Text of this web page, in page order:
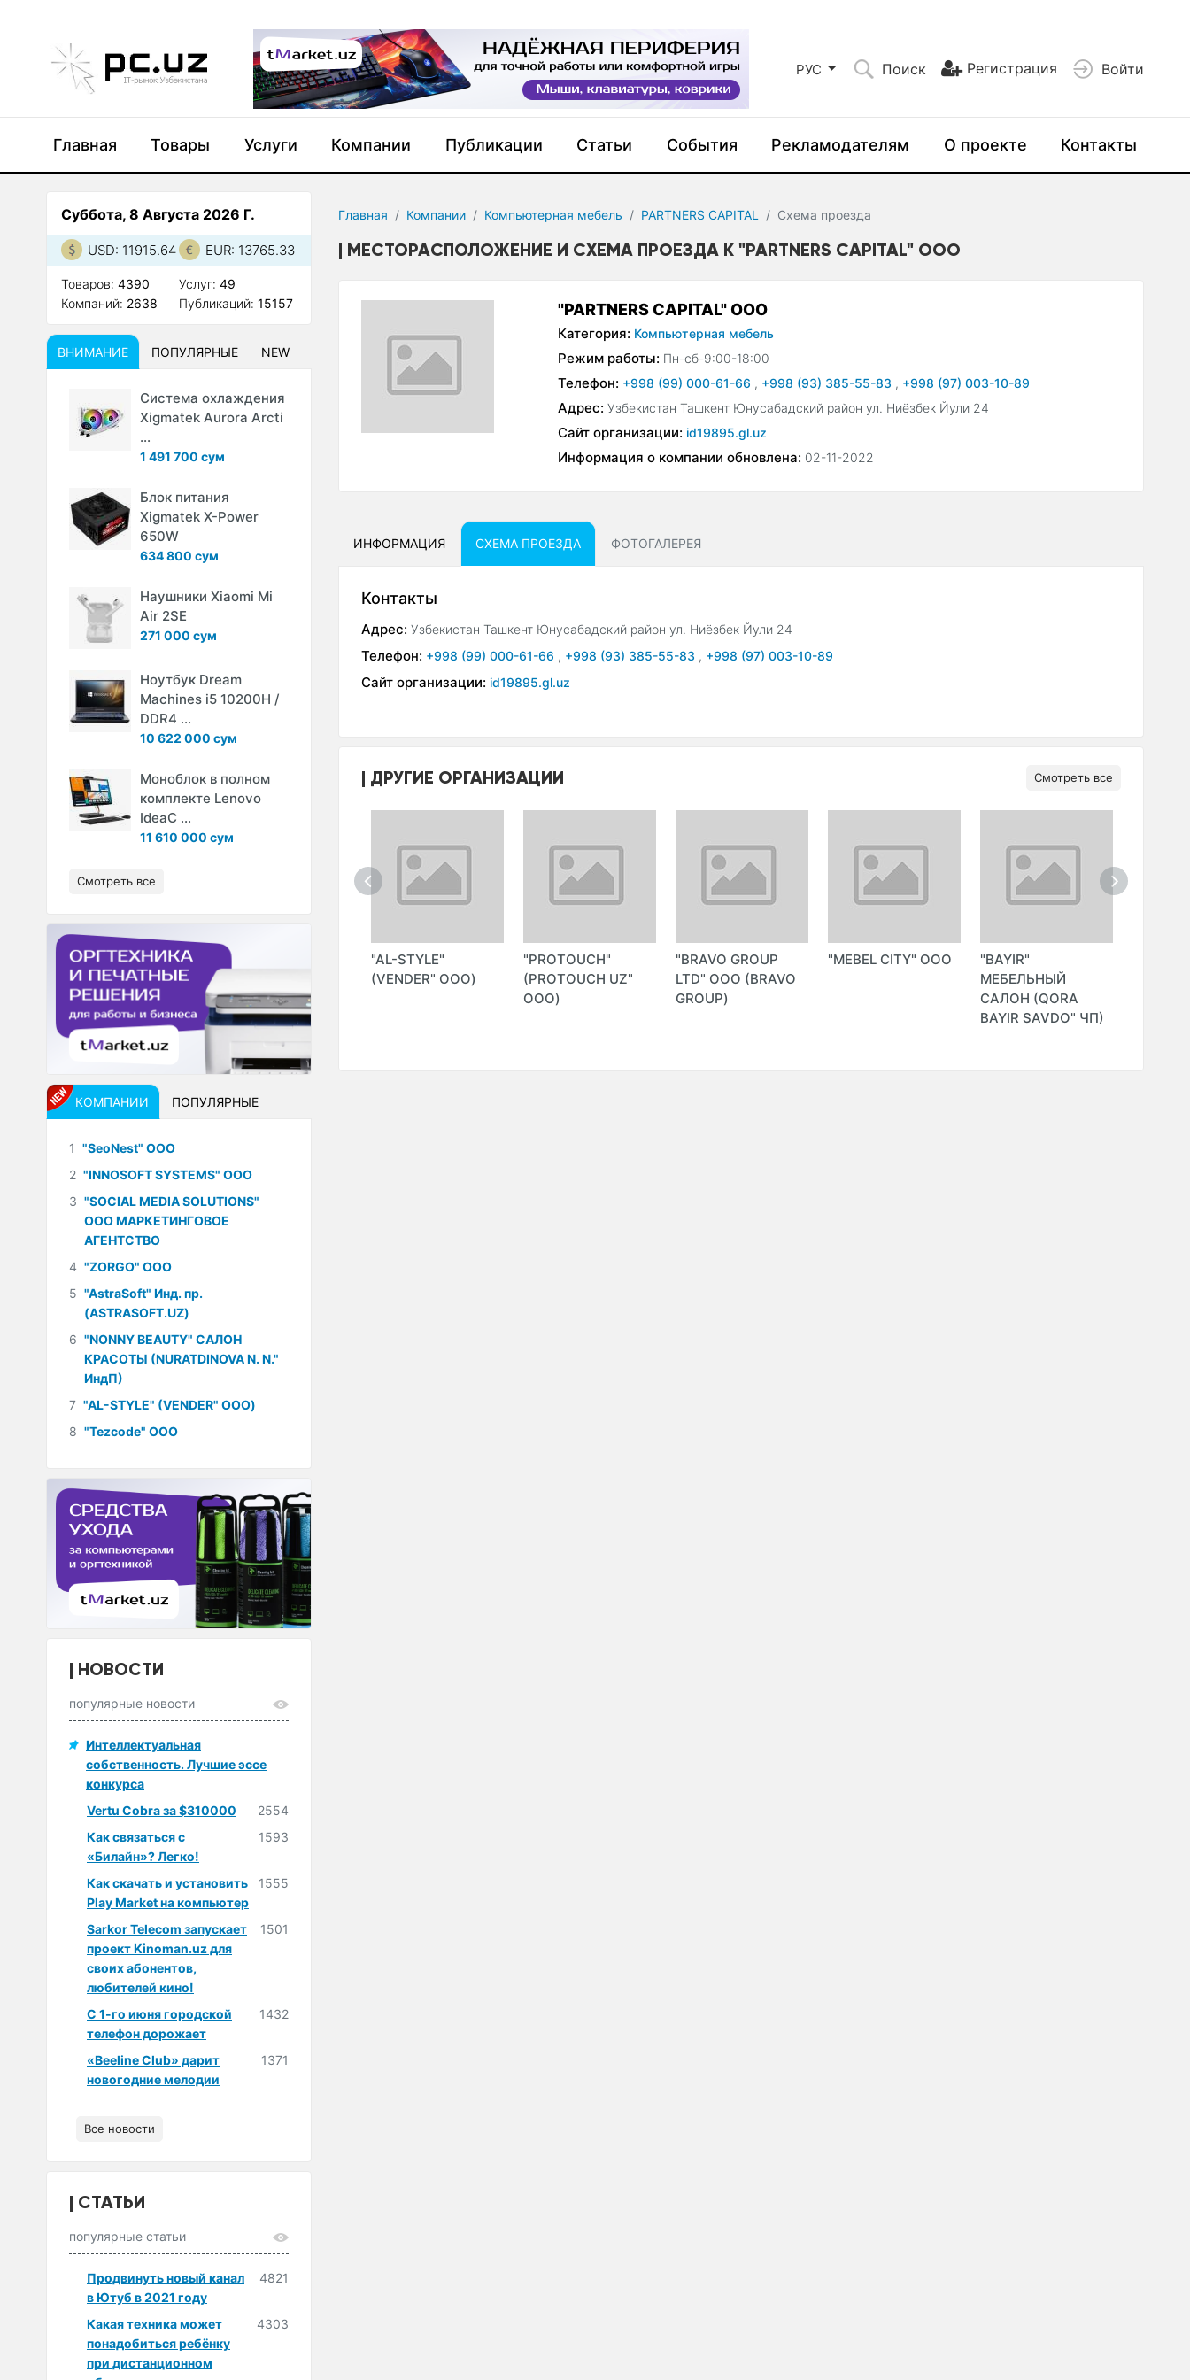
РУС Поиск Регистрация Войти
Главная Товары Услуги Компании Публикации Статьи События Рекламодателям О проекте Контакты
Главная Компании Компьютерная мебель PARTNERS CAPITAL Схема проезда
МЕСТОРАСПОЛОЖЕНИЕ И СХЕМА ПРОЕЗДА К "PARTNERS CAPITAL" ООО
"PARTNERS CAPITAL" ООО
Категория: Компьютерная мебель
Режим работы: Пн-сб-9:00-18:00
Телефон: +998 (99) 000-61-66 , +998 (93) 385-55-83 , +998 (97) 003-10-89
Адрес: Узбекистан Ташкент Юнусабадский район ул. Ниёзбек Йули 24
Сайт организации: id19895.gl.uz
Информация о компании обновлена: 02-11-2022
ИНФОРМАЦИЯ СХЕМА ПРОЕЗДА ФОТОГАЛЕРЕЯ
Контакты
Адрес: Узбекистан Ташкент Юнусабадский район ул. Ниёзбек Йули 24
Телефон: +998 (99) 000-61-66 , +998 (93) 385-55-83 , +998 (97) 003-10-89
Сайт организации: id19895.gl.uz
ДРУГИЕ ОРГАНИЗАЦИИ Смотреть все
"DAFNA MEBEL -
Ц-5" МАГАЗИН
(EMAN" ООО)
"DAFNA MEBEL -
(EMAN" ООО)
"AL-STYLE"
(VENDER" ООО)
"PROTOUCH"
(PROTOUCH UZ"
ООО)
"BRAVO GROUP
LTD" ООО (BRAVO
GROUP)
"MEBEL CITY" ООО
"BAYIR"
МЕБЕЛЬНЫЙ
САЛОН (QORA
BAYIR SAVDO" ЧП)
Суббота, 8 Августа 2026 Г.
USD: 11915.64 EUR: 13765.33
Товаров: 4390
Компаний: 2638
Услуг:49
Публикаций:15157
ВНИМАНИЕ ПОПУЛЯРНЫЕ NEW
Система охлаждения
Xigmatek Aurora Arcti
...
1 491 700 сум
Блок питания
Xigmatek X-Power
650W
634 800 сум
Наушники Xiaomi Mi
Air 2SE
271 000 сум
Ноутбук Dream
Machines i5 10200H /
DDR4 ...
10 622 000 сум
Моноблок в полном
комплекте Lenovo
IdeaC ...
11 610 000 сум
Смотреть все
КОМПАНИИ ПОПУЛЯРНЫЕ
1 "SeoNest" ООО
2 "INNOSOFT SYSTEMS" ООО
3 "SOCIAL MEDIA SOLUTIONS"
ООО МАРКЕТИНГОВОЕ
АГЕНТСТВО
4 "ZORGO" ООО
5 "AstraSoft" Инд. пр.
(ASTRASOFT.UZ)
6 "NONNY BEAUTY" САЛОН
КРАСОТЫ (NURATDINOVA N. N."
ИндП)
7 "AL-STYLE" (VENDER" ООО)
8 "Tezcode" ООО
НОВОСТИ
популярные новости
Интеллектуальная
собственность. Лучшие эссе
конкурса
Vertu Cobra за $310000
2554
Как связаться с
«Билайн»? Легко!
1593
Как скачать и установить
Play Market на компьютер
1555
Sarkor Telecom запускает
проект Kinoman.uz для
своих абонентов,
любителей кино!
1501
С 1-го июня городской
телефон дорожает
1432
«Beeline Club» дарит
новогодние мелодии
1371
Все новости
СТАТЬИ
популярные статьи
Продвинуть новый канал
в Ютуб в 2021 году
4821
Какая техника может
понадобиться ребёнку
при дистанционном
4303